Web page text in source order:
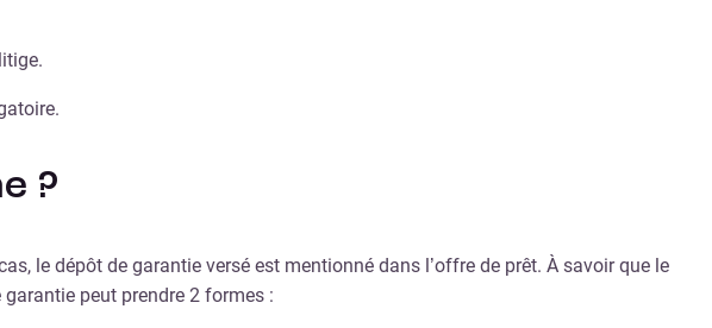
?
le dépôt de garantie versé est mentionné dans l’offre de prêt. À savoir que le
peut prendre 2 formes :